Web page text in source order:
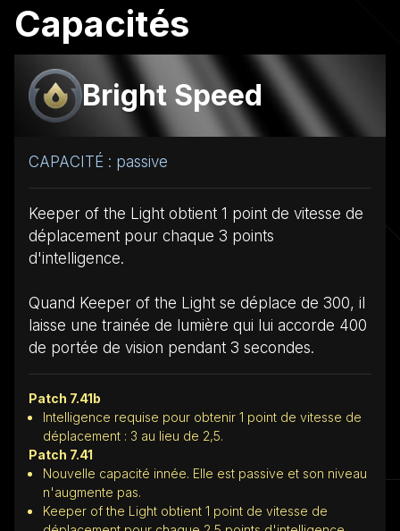
Capacités
Bright Speed
CAPACITÉ : passive
Keeper of the Light obtient 1 point de vitesse de
déplacement pour chaque 3 points
d'intelligence.
Quand Keeper of the Light se déplace de 300, il
laisse une trainée de lumière qui lui accorde 400
de portée de vision pendant 3 secondes.
Patch 7.41b
Intelligence requise pour obtenir 1 point de vitesse de
déplacement : 3 au lieu de 2,5.
Patch 7.41
Nouvelle capacité innée. Elle est passive et son niveau
n'augmente pas.
Keeper of the Light obtient 1 point de vitesse de